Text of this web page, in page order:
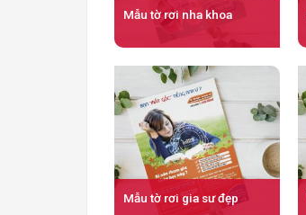
Mẫu tờ rơi nha khoa
Mẫu tờ rơi gia sư đẹp